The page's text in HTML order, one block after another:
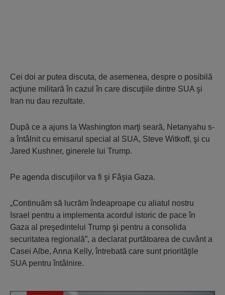
Cei doi ar putea discuta, de asemenea, despre o posibilă
acţiune militară în cazul în care discuţiile dintre SUA şi
Iran nu dau rezultate.
După ce a ajuns la Washington marţi seară, Netanyahu s-
a întâlnit cu emisarul special al SUA, Steve Witkoff, şi cu
Jared Kushner, ginerele lui Trump.
Pe agenda discuţiilor va fi şi Fâşia Gaza.
„Continuăm să lucrăm îndeaproape cu aliatul nostru
Israel pentru a implementa acordul istoric de pace în
Gaza al preşedintelui Trump şi pentru a consolida
securitatea regională”, a declarat purtătoarea de cuvânt a
Casei Albe, Anna Kelly, întrebată care sunt priorităţile
SUA pentru întâlnire.